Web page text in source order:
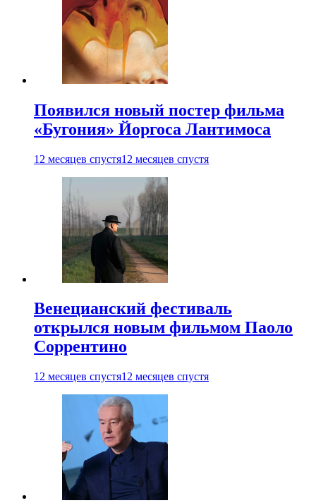
Появился новый постер фильма
«Бугония» Йоргоса Лантимоса
12 месяцев спустя12 месяцев спустя
Венецианский фестиваль
открылся новым фильмом Паоло
Соррентино
12 месяцев спустя12 месяцев спустя